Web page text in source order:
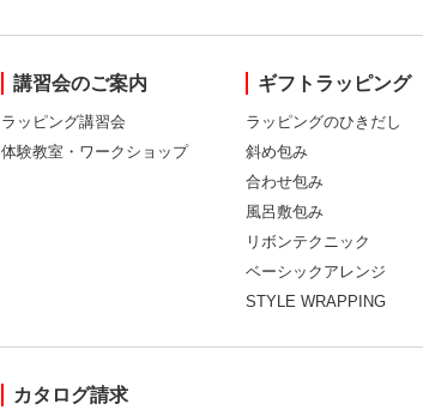
講習会のご案内
ラッピング講習会
体験教室・ワークショップ
ギフトラッピング
ラッピングのひきだし
斜め包み
合わせ包み
風呂敷包み
リボンテクニック
ベーシックアレンジ
STYLE WRAPPING
カタログ請求